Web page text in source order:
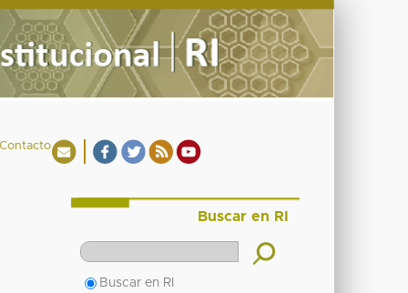
Contacto
Buscar en RI
Buscar en RI